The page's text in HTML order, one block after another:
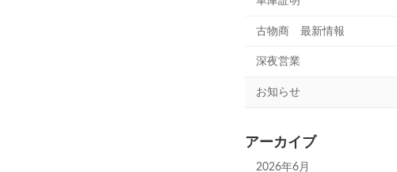
古物商 最新情報
深夜営業
お知らせ
アーカイブ
2026年6月